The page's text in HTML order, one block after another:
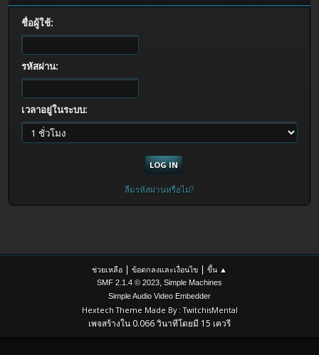
ชื่อผู้ใช้:
รหัสผ่าน:
เวลาอยู่ในระบบ:
ลืมรหัสผ่านหรือไม่?
ช่วยเหลือ ข้อตกลงและเงื่อนไข ขึ้น ▲
SMF 2.1.4 © 2023, Simple Machines
Simple Audio Video Embedder
Hextech Theme Made By : TwitchisMental
เพจสร้างใน 0.066 วินาทีโดยมี 15 เควรี